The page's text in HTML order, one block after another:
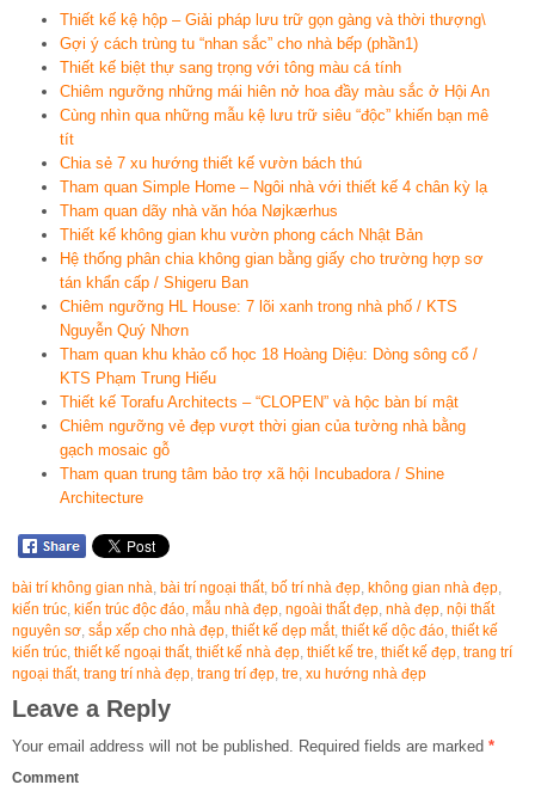
Thiết kế kệ hộp – Giải pháp lưu trữ gọn gàng và thời thượng\
Gợi ý cách trùng tu “nhan sắc” cho nhà bếp (phần1)
Thiết kế biệt thự sang trọng với tông màu cá tính
Chiêm ngưỡng những mái hiên nở hoa đầy màu sắc ở Hội An
Cùng nhìn qua những mẫu kệ lưu trữ siêu “độc” khiến bạn mê
tít
Chia sẻ 7 xu hướng thiết kế vườn bách thú
Tham quan Simple Home – Ngôi nhà với thiết kế 4 chân kỳ lạ
Tham quan dãy nhà văn hóa Nøjkærhus
Thiết kế không gian khu vườn phong cách Nhật Bản
Hệ thống phân chia không gian bằng giấy cho trường hợp sơ
tán khẩn cấp / Shigeru Ban
Chiêm ngưỡng HL House: 7 lõi xanh trong nhà phố / KTS
Nguyễn Quý Nhơn
Tham quan khu khảo cổ học 18 Hoàng Diệu: Dòng sông cổ /
KTS Phạm Trung Hiếu
Thiết kế Torafu Architects – “CLOPEN” và hộc bàn bí mật
Chiêm ngưỡng vẻ đẹp vượt thời gian của tường nhà bằng
gạch mosaic gỗ
Tham quan trung tâm bảo trợ xã hội Incubadora / Shine
Architecture
bài trí không gian nhà bài trí ngoại thất, bố trí nhà đẹp không gian nhà đẹp
kiến trúc kiến trúc độc đáo mẫu nhà đẹp ngoài thất đẹp nhà đẹp nội thất
nguyên sơ sắp xếp cho nhà đẹp thiết kế dẹp mắt, thiết kế dộc đáo thiết kế
kiến trúc thiết kế ngoại thất, thiết kế nhà đẹp thiết kế tre thiết kế đẹp trang trí
ngoại thất, trang trí nhà đẹp trang trí đẹp tre xu hướng nhà đẹp
Leave a Reply
Your email address will not be published. Required fields are marked *
Comment